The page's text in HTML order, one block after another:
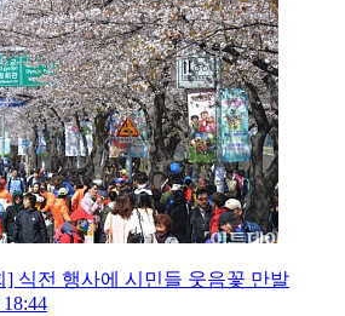
] 식전 행사에 시민들 웃음꽃 만발